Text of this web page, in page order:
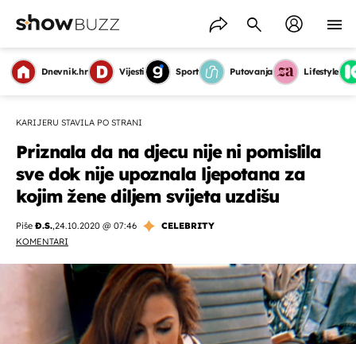
Dnevnik.hr Vijesti Sport Putovanja Lifestyle
KARIJERU STAVILA PO STRANI
Priznala da na djecu nije ni pomislila
sve dok nije upoznala ljepotana za
kojim žene diljem svijeta uzdišu
Piše Đ.S.,24.10.2020 @ 07:46
CELEBRITY
KOMENTARI
OMOGUĆI OBAVIJESTI